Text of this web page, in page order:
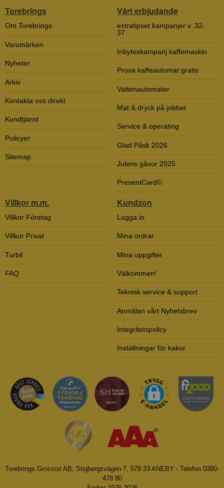
Torebrings
Om Torebrings
Varumärken
Nyheter
Arkiv
Kontakta oss direkt
Kundtjänst
Policyer
Sitemap
Vårt erbjudande
extratipset kampanjer v. 32-
37
Inbyteskampanj kaffemaskin
Prova kaffeautomat gratis
Vattenautomater
Mat & dryck på jobbet
Service & operating
Glad Påsk 2026
Julens gåvor 2025
PresentCard©
Villkor m.m.
Villkor Företag
Villkor Privat
Turbil
FAQ
Kundzon
Logga in
Mina ordrar
Mina uppgifter
Välkommen!
Teknisk service & support
Anmälan vårt Nyhetsbrev
Integritetspolicy
Inställningar för kakor
Torebrings Grossist AB, Stigbergsvägen 7, 578 33 ANEBY - Telefon 0380-
478 80